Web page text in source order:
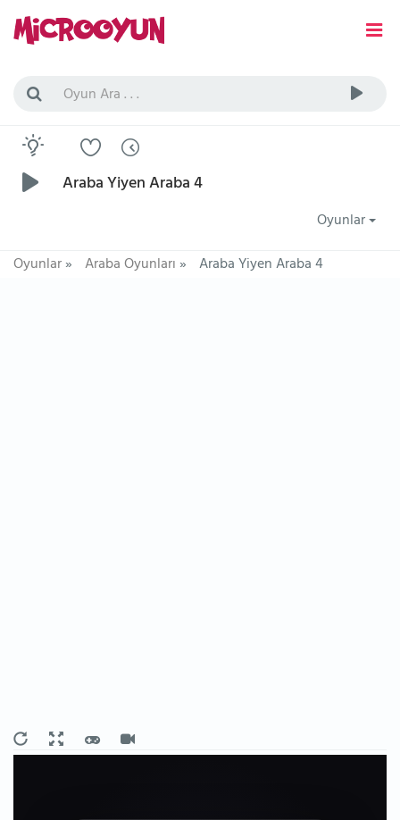
Araba Yiyen Araba 4
Oyunlar
Oyunlar» Araba Oyunları» Araba Yiyen Araba 4